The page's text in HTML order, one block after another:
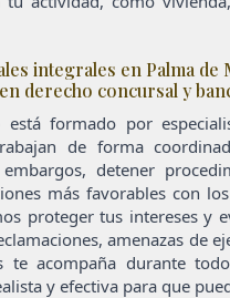
integrales en Palma de
derecho concursal y
está formado por
de forma
detener
más favorables con
proteger tus intereses y
amenazas de
te acompaña durante
y efectiva para que